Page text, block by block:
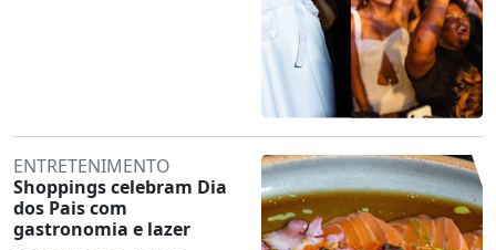
ENTRETENIMENTO
Shoppings celebram Dia
dos Pais com
gastronomia e lazer